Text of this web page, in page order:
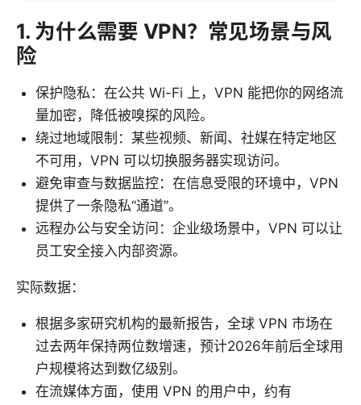
1. 为什么需要 VPN？常见场景与风
险
保护隐私：在公共 Wi-Fi 上，VPN 能把你的网络流
量加密，降低被嗅探的风险。
绕过地域限制：某些视频、新闻、社媒在特定地区
不可用，VPN 可以切换服务器实现访问。
避免审查与数据监控：在信息受限的环境中，VPN
提供了一条隐私“通道”。
远程办公与安全访问：企业级场景中，VPN 可以让
员工安全接入内部资源。
实际数据：
根据多家研究机构的最新报告，全球 VPN 市场在
过去两年保持两位数增速，预计2026年前后全球用
户规模将达到数亿级别。
在流媒体方面，使用 VPN 的用户中，约有